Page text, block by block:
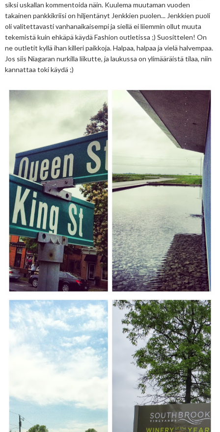
siksi uskallan kommentoida näin. Kuulema muutaman vuoden
takainen pankkikriisi on hiljentänyt Jenkkien puolen... Jenkkien puoli
oli valitettavasti vanhanaikaisempi ja siellä ei liiemmin ollut muuta
tekemistä kuin ehkäpä käydä Fashion outletissa ;) Suosittelen! On
ne outletit kyllä ihan killeri paikkoja. Halpaa, halpaa ja vielä halvempaa.
Jos siis Niagaran nurkilla liikutte, ja laukussa on ylimääräistä tilaa, niin
kannattaa toki käydä ;)